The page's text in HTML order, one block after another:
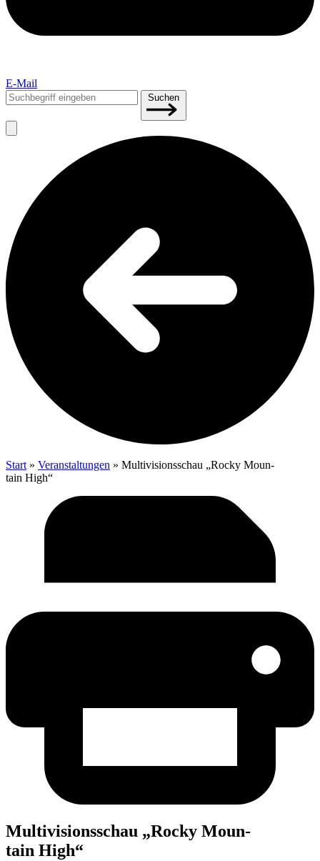
E-Mail
Suchen
nach:
Suchen
Start » Veranstaltungen » Mul­ti­vi­si­ons­schau „Rocky Moun­
tain High“
Mul­ti­vi­si­ons­schau „Rocky Moun­
tain High“